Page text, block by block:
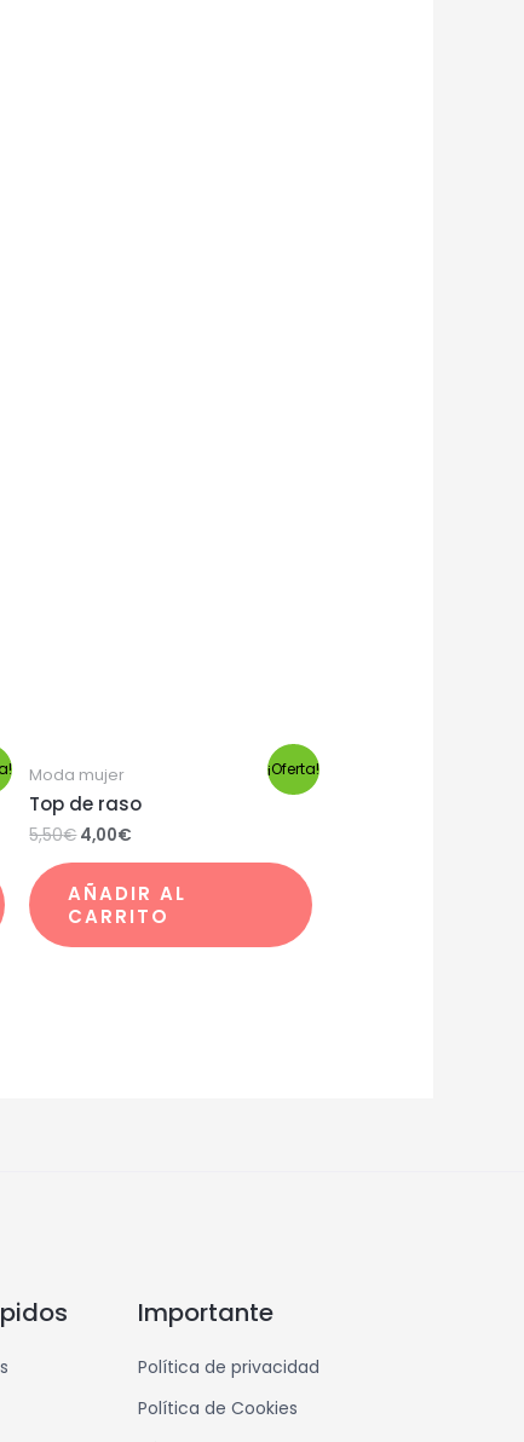
¡Oferta!
Moda mujer
Top de raso
5,50€4,00€
AÑADIR AL
CARRITO
Importante
Política de privacidad
Política de Cookies